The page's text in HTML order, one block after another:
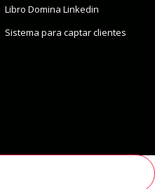
Libro Domina Linkedin
Sistema para captar clientes